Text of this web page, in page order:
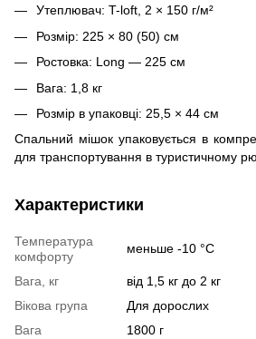
Утеплювач: T-loft, 2 × 150 г/м²
Розмір: 225 × 80 (50) см
Ростовка: Long — 225 см
Вага: 1,8 кг
Розмір в упаковці: 25,5 × 44 см
Спальний мішок упаковується в
для транспортування в туристичному
Характеристики
Температура
комфорту
меньше -10 °C
Вага, кг
від 1,5 кг до 2 кг
Вікова група
Для дорослих
Вага
1800 г